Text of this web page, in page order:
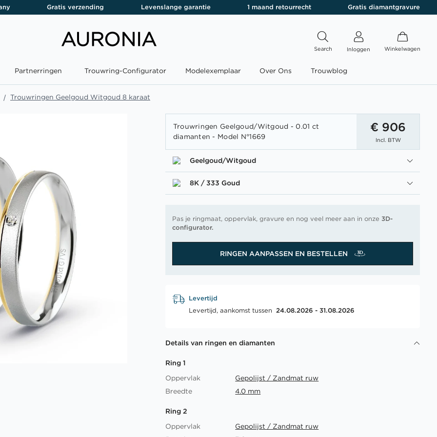
Gratis verzending Levenslange garantie 1 maand retourrecht Gratis diamantgravure
Search Inloggen Winkelwagen
Partnerringen Trouwring-Configurator Modelexemplaar Over Ons Trouwblog
Trouwringen Geelgoud Witgoud 8 karaat
Trouwringen Geelgoud/Witgoud - 0.01 ct
diamanten - Model N°1669
€ 906
Incl. BTW
Geelgoud/Witgoud
8K / 333 Goud
Pas je ringmaat, oppervlak, gravure en nog veel meer aan in onze3D-
configurator.
RINGEN AANPASSEN EN BESTELLEN
Levertijd
Levertijd, aankomst tussen 24.08.2026 - 31.08.2026
Details van ringen en diamanten
Ring 1
Oppervlak
Gepolijst / Zandmat ruw
Breedte
4.0 mm
Ring 2
Oppervlak
Gepolijst / Zandmat ruw